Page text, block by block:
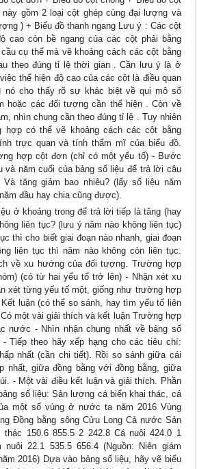
này gồm 2 loại cột ghép cùng đại lượng và
) + Biểu đồ thanh ngang Lưu ý : Các cột
cao còn bề ngang của các cột phải bằng
cụ thể mà vẽ khoảng cách các cột bằng
theo đúng tỉ lệ thời gian . Cần lưu ý là ở
thể hiện độ cao của các cột là điều quan
nó cho thấy rõ sự khác biệt về qui mô số
hoặc các đối tượng cần thể hiện . Còn về
nhìn chung cần theo đúng tỉ lệ . Tuy nhiên
hợp có thể vẽ khoảng cách các cột bằng
trực quan và tính thẩm mĩ của biểu đồ.
hợp cột đơn (chỉ có một yếu tố) - Bước
và năm cuối của bảng số liệu để trả lời câu
Và tăng giảm bao nhiêu? (lấy số liệu năm
đầu hay chia cũng được).
ở khoảng trong để trả lời tiếp là tăng (hay
liên tục? (lưu ý năm nào không liên tục)
thì cho biết giai đoạn nào nhanh, giai đoạn
liên tục thì năm nào không còn liên tục.
về xu hướng của đối tượng. Trường hợp
(có từ hai yếu tố trở lên) - Nhận xét xu
xét từng yếu tố một, giống như trường hợp
luận (có thể so sánh, hay tìm yếu tố liên
một vài giải thích và kết luận Trường hợp
nước - Nhìn nhận chung nhất về bảng số
- Tiếp theo hãy xếp hạng cho các tiêu chí:
nhất (cần chi tiết). Rồi so sánh giữa cái
nhất, giữa đồng bằng với đồng bằng, giữa
- Một vài điều kết luận và giải thích. Phần
số liệu: Sản lượng cá biển khai thác, cá
một số vùng ở nước ta năm 2016 Vùng
Đồng bằng sông Cửu Long Cả nước Sản
thác 150.6 855.5 2 242.8 Cá nuôi 424.0 1
nuôi 22.1 535.5 656.4 (Nguồn: Niên giám
2016) Dựa vào bảng số liệu, hãy vẽ biểu